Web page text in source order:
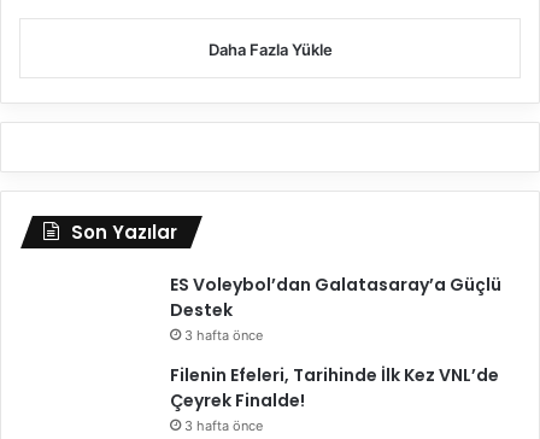
e
d
Daha Fazla Yükle
Son Yazılar
ES Voleybol’dan Galatasaray’a Güçlü
Destek
3 hafta önce
Filenin Efeleri, Tarihinde İlk Kez VNL’de
Çeyrek Finalde!
3 hafta önce